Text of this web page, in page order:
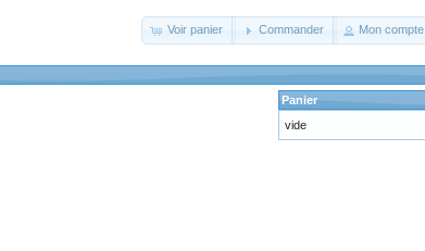
Voir panier Commander Mon compte
Panier
vide